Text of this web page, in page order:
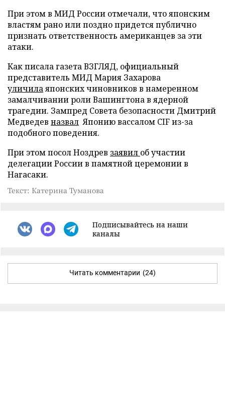
При этом в МИД России отмечали, что японским
властям рано или поздно придется публично
признать ответственность американцев за эти
атаки.
Как писала газета ВЗГЛЯД, официальный
представитель МИД Мария Захарова
уличилаяпонских чиновников в намеренном
замалчивании роли Вашингтона в ядерной
трагедии. Зампред Совета безопасности Дмитрий
Медведев назвал Японию вассалом CIF из-за
подобного поведения.
При этом посол Ноздрев заявил об участии
делегации России в памятной церемонии в
Нагасаки.
Текст: Катерина Туманова
Подписывайтесь на наши
каналы
Читать комментарии (24)